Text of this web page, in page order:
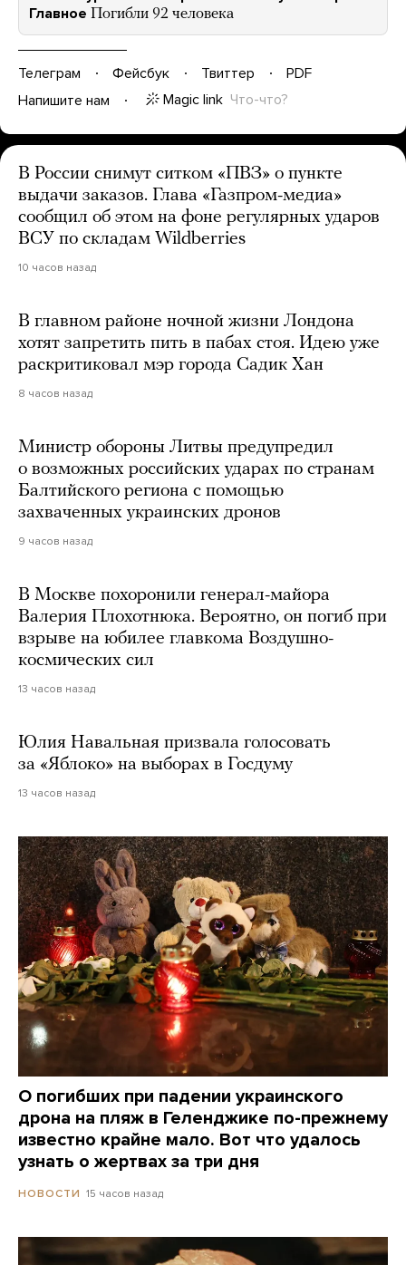
Главное Погибли 92 человека
Телеграм Фейсбук Твиттер
PDF
Напишите нам
Magic link Что-что?
В России снимут ситком «ПВЗ» о пункте
выдачи заказов. Глава «Газпром-медиа»
сообщил об этом на фоне регулярных ударов
ВСУ по складам Wildberries
10 часов назад
В главном районе ночной жизни Лондона
хотят запретить пить в пабах стоя. Идею уже
раскритиковал мэр города Садик Хан
8 часов назад
Министр обороны Литвы предупредил
о возможных российских ударах по странам
Балтийского региона с помощью
захваченных украинских дронов
9 часов назад
В Москве похоронили генерал-майора
Валерия Плохотнюка. Вероятно, он погиб при
взрыве на юбилее главкома Воздушно-
космических сил
13 часов назад
Юлия Навальная призвала голосовать
за «Яблоко» на выборах в Госдуму
13 часов назад
О погибших при падении украинского
дрона на пляж в Геленджике по-прежнему
известно крайне мало. Вот что удалось
узнать о жертвах за три дня
НОВОСТИ 15 часов назад